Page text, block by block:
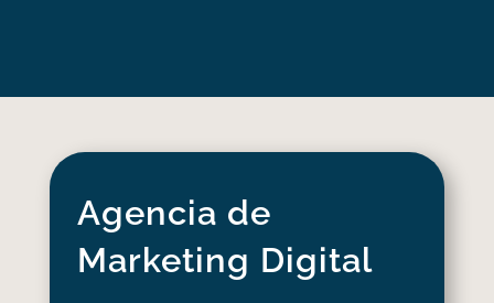
Agencia de
Marketing Digital